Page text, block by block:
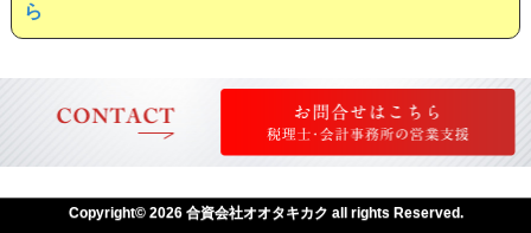
ら
Copyright© 2026 合資会社オオタキカク all rights Reserved.